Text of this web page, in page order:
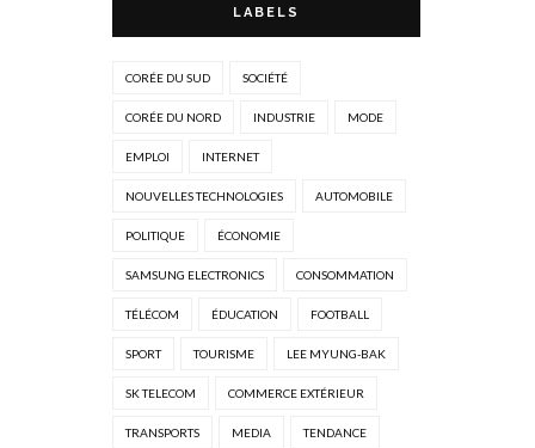
LABELS
CORÉE DU SUD SOCIÉTÉ
CORÉE DU NORD INDUSTRIE MODE
EMPLOI INTERNET
NOUVELLES TECHNOLOGIES AUTOMOBILE
POLITIQUE ÉCONOMIE
SAMSUNG ELECTRONICS CONSOMMATION
TÉLÉCOM ÉDUCATION FOOTBALL
SPORT TOURISME LEE MYUNG-BAK
SK TELECOM COMMERCE EXTÉRIEUR
TRANSPORTS MEDIA TENDANCE